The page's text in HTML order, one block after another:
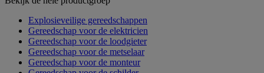
Explosieveilige gereedschappen
Gereedschap voor de elektricien
Gereedschap voor de loodgieter
Gereedschap voor de metselaar
Gereedschap voor de monteur